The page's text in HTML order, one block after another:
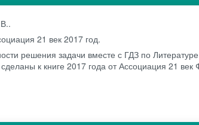
21 век 2017 год.
решения задачи вместе с ГДЗ по
к книге 2017 года от Ассоциация 21